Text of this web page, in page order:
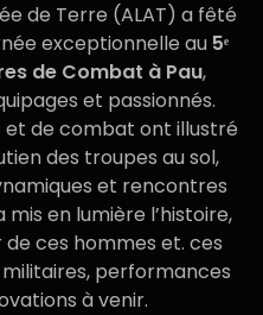
de Terre (ALAT) a fêté
exceptionnelle au 5ᵉ
de Combat à Pau,
et passionnés.
de combat ont illustré
des troupes au sol,
et rencontres
mis en lumière l’histoire,
de ces hommes et. ces
performances
à venir.